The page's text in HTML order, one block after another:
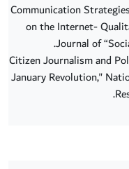
10. Communication
on the Internet-
Journal of
"Citizen Journalism and
January Revolution,"